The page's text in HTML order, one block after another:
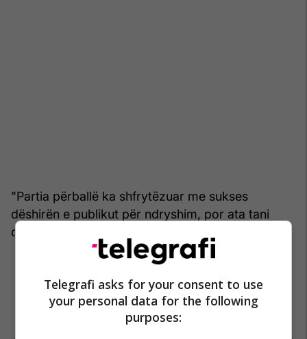
"Partia përballë ka shfrytëzuar me sukses
dëshirën e publikut për ndryshim, por ata tani
duhet të sjellin ndryshim”, tha Sunak.
Telegrafi asks for your consent to use
your personal data for the following
purposes: